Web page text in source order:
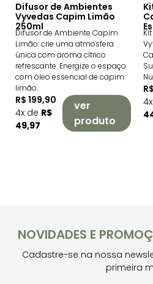
Difusor de Ambientes
Vyvedas Capim Limão
250ml
Difusor de Ambiente Capim
Limão: crie uma atmosfera
única com aroma cítrico
refrescante. Energize o espaço
com óleo essencial de capim
limão.
R$ 199,90
4x de R$
49,97
ver
produto
NOVIDADES E
Cadastre-se na nossa
primeira